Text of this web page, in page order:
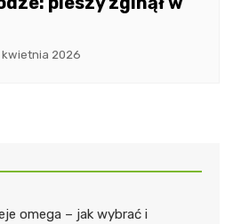
kwietnia 2026
omega – jak wybrać i